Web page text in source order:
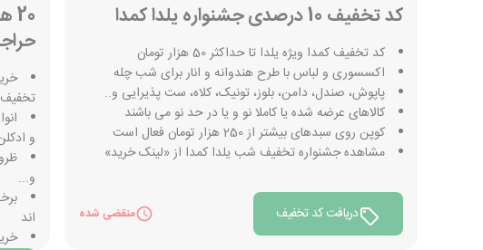
کد تخفیف 10 درصدی جشنواره یلدا کمدا
کد تخفیف کمدا ویژه یلدا تا حداکثر 50 هزار تومان
اکسسوری و لباس با طرح هندوانه و انار برای شب چله
پاپوش، صندل، دامن، بلوز، تونیک، کلاه، ست پذیرایی و..
کالاهای عرضه شده یا کاملا نو و یا در حد نو می باشند
کوپن روی سبدهای بیشتر از 250 هزار تومان فعال است
مشاهده جشنواره تخفیف شب یلدا کمدا از «لینک خرید»
دریافت کد تخفیف منقضی شده
تخفیف
و
و...
اند